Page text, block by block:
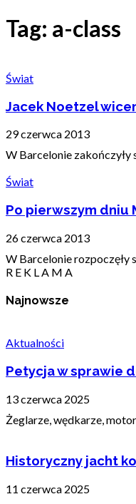
Tag: a-class
Świat
Jacek Noetzel
29 czerwca 2013
W Barcelonie zakończyły
Świat
Po pierwszym dniu
26 czerwca 2013
W Barcelonie rozpoczęły
R E K L A M A
Najnowsze
Aktualności
Petycja w sprawie
13 czerwca 2025
Żeglarze, wędkarze,
Historyczny jacht
11 czerwca 2025